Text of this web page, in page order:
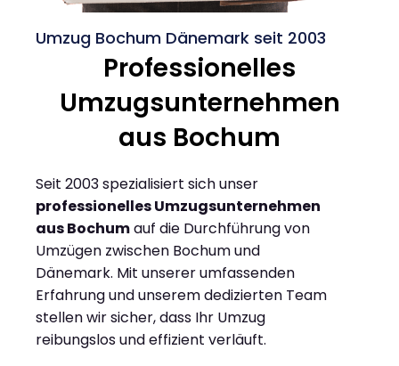
Umzug Bochum Dänemark seit 2003
Professionelles
Umzugsunternehmen
aus Bochum
Seit 2003 spezialisiert sich unser
professionelles Umzugsunternehmen
aus Bochumauf die Durchführung von
Umzügen zwischen Bochum und
Dänemark. Mit unserer umfassenden
Erfahrung und unserem dedizierten Team
stellen wir sicher, dass Ihr Umzug
reibungslos und effizient verläuft.